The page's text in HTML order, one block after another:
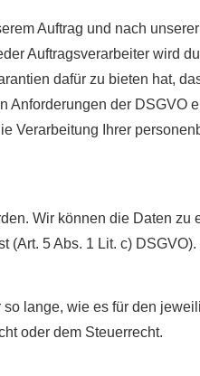
Auftrag und nach
Auftragsverarbeiter wird
dafür zu bieten hat,
der DSGVO
Verarbeitung Ihrer
Wir können die Daten zu
(Art. 5 Abs. 1 Lit. c) DSGVO).
lange, wie es für den
oder dem Steuerrecht.